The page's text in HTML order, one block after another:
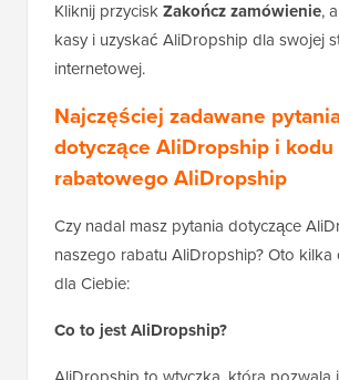
Kliknij przyciskZakończ zamówienie,
kasy i uzyskać AliDropship dla swojej
internetowej.
Najczęściej zadawane
dotyczące AliDropship i kodu
rabatowego AliDropship
Czy nadal masz pytania dotyczące
naszego rabatu AliDropship? Oto
dla Ciebie:
Co to jest AliDropship?